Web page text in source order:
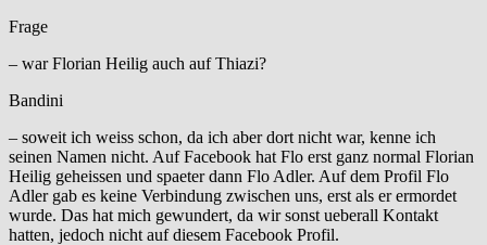
Frage
– war Florian Heilig auch auf Thiazi?
Bandini
– soweit ich weiss schon, da ich aber dort nicht war, kenne ich
seinen Namen nicht. Auf Facebook hat Flo erst ganz normal Florian
Heilig geheissen und spaeter dann Flo Adler. Auf dem Profil Flo
Adler gab es keine Verbindung zwischen uns, erst als er ermordet
wurde. Das hat mich gewundert, da wir sonst ueberall Kontakt
hatten, jedoch nicht auf diesem Facebook Profil.